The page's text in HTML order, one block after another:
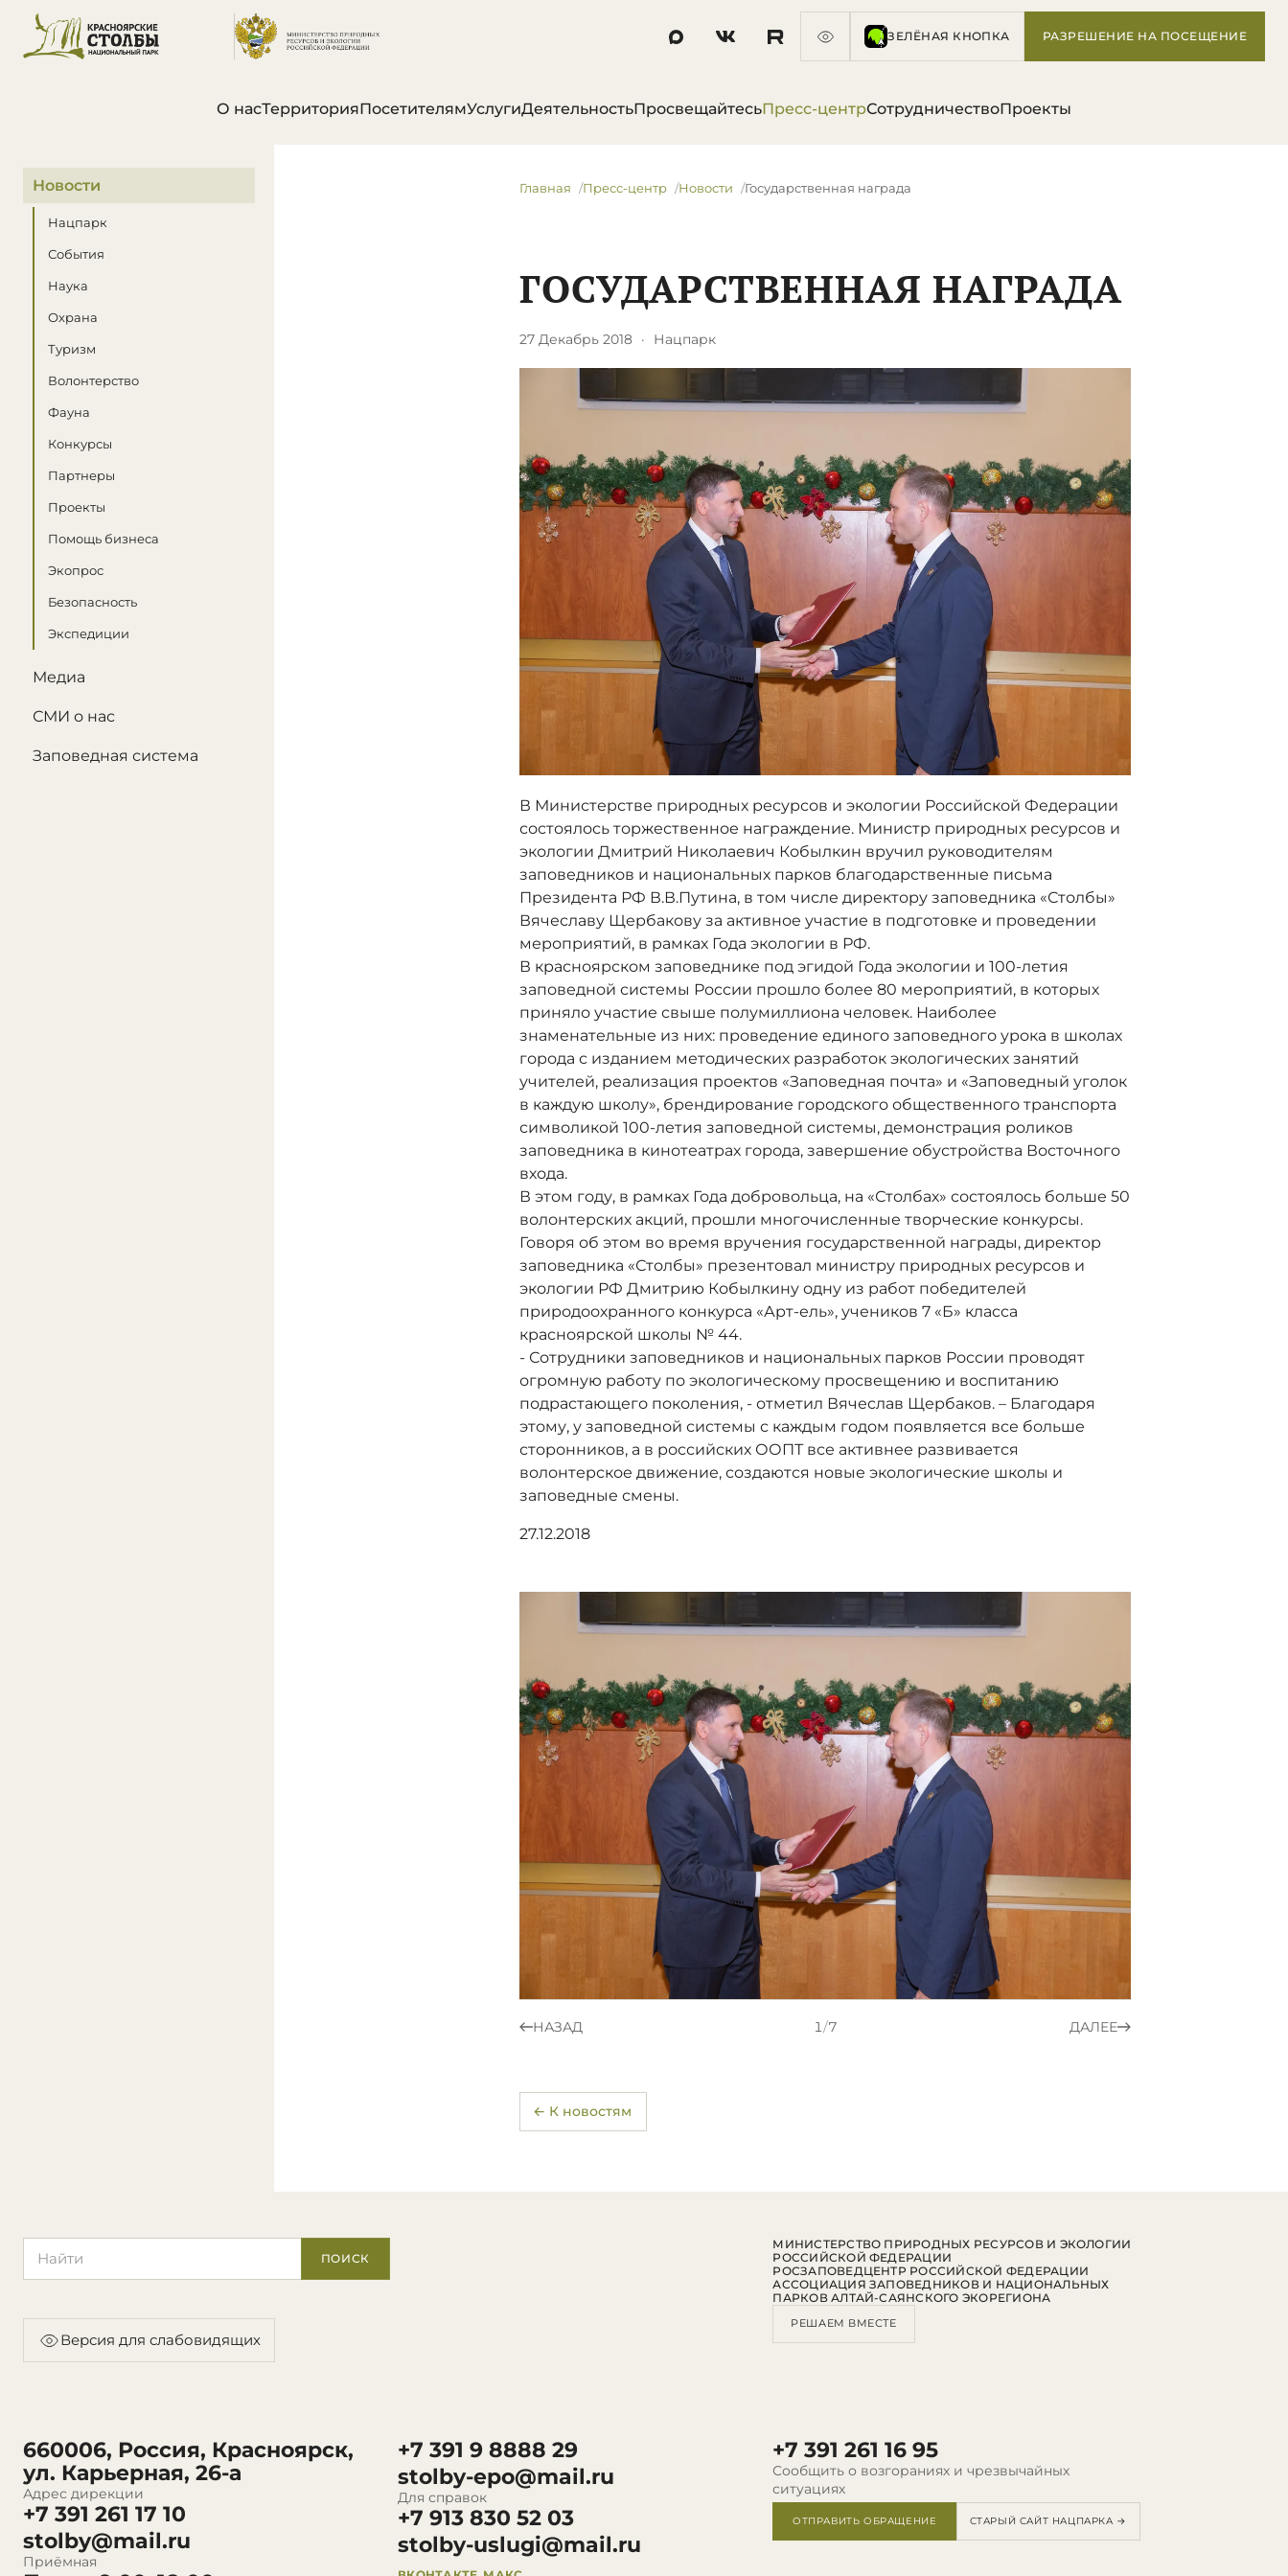
ЗЕЛЁНАЯ КНОПКА РАЗРЕШЕНИЕ НА ПОСЕЩЕНИЕ
О насТерриторияПосетителямУслугиДеятельностьПросвещайтесьПресс-центрСотрудничествоПроекты
В этом разделе
Новости
Нацпарк
События
Наука
Охрана
Туризм
Волонтерство
Фауна
Конкурсы
Партнеры
Проекты
Помощь бизнеса
Экопрос
Безопасность
Экспедиции
Медиа
СМИ о нас
Заповедная система
Главная Пресс-центр Новости Государственная награда
ГОСУДАРСТВЕННАЯ НАГРАДА
27 Декабрь 2018 · Нацпарк
В Министерстве природных ресурсов и экологии Российской Федерации
состоялось торжественное награждение. Министр природных ресурсов и
экологии Дмитрий Николаевич Кобылкин вручил руководителям
заповедников и национальных парков благодарственные письма
Президента РФ В.В.Путина, в том числе директору заповедника «Столбы»
Вячеславу Щербакову за активное участие в подготовке и проведении
мероприятий, в рамках Года экологии в РФ.
В красноярском заповеднике под эгидой Года экологии и 100-летия
заповедной системы России прошло более 80 мероприятий, в которых
приняло участие свыше полумиллиона человек. Наиболее
знаменательные из них: проведение единого заповедного урока в школах
города с изданием методических разработок экологических занятий
учителей, реализация проектов «Заповедная почта» и «Заповедный уголок
в каждую школу», брендирование городского общественного транспорта
символикой 100-летия заповедной системы, демонстрация роликов
заповедника в кинотеатрах города, завершение обустройства Восточного
входа.
В этом году, в рамках Года добровольца, на «Столбах» состоялось больше 50
волонтерских акций, прошли многочисленные творческие конкурсы.
Говоря об этом во время вручения государственной награды, директор
заповедника «Столбы» презентовал министру природных ресурсов и
экологии РФ Дмитрию Кобылкину одну из работ победителей
природоохранного конкурса «Арт-ель», учеников 7 «Б» класса
красноярской школы № 44.
- Сотрудники заповедников и национальных парков России проводят
огромную работу по экологическому просвещению и воспитанию
подрастающего поколения, - отметил Вячеслав Щербаков. – Благодаря
этому, у заповедной системы с каждым годом появляется все больше
сторонников, а в российских ООПТ все активнее развивается
волонтерское движение, создаются новые экологические школы и
заповедные смены.
27.12.2018
НАЗАД 1/7 ДАЛЕЕ
← К новостям
ПОИСК
Версия для слабовидящих
660006, Россия, Красноярск,
ул. Карьерная, 26-а
Адрес дирекции
+7 391 261 17 10
stolby@mail.ru
Приёмная
+7 391 9 8888 29
stolby-epo@mail.ru
Для справок
+7 913 830 52 03
stolby-uslugi@mail.ru
+7 391 261 16 95
Сообщить о возгораниях и чрезвычайных
ситуациях
ОТПРАВИТЬ ОБРАЩЕНИЕ СТАРЫЙ САЙТ НАЦПАРКА →
МИНИСТЕРСТВО ПРИРОДНЫХ РЕСУРСОВ И ЭКОЛОГИИ
РОССИЙСКОЙ ФЕДЕРАЦИИ
РОСЗАПОВЕДЦЕНТР РОССИЙСКОЙ ФЕДЕРАЦИИ
АССОЦИАЦИЯ ЗАПОВЕДНИКОВ И НАЦИОНАЛЬНЫХ
ПАРКОВ АЛТАЙ-САЯНСКОГО ЭКОРЕГИОНА
РЕШАЕМ ВМЕСТЕ